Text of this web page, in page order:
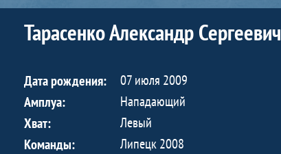
Тарасенко Александр Сергеевич
Дата рождения:
07 июля 2009
Амплуа:
Нападающий
Хват:
Левый
Команды:
Липецк 2008